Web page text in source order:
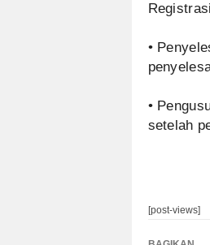
•
•
setelah
[post-views]